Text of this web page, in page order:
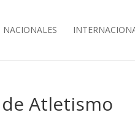
NACIONALES
Atletismo